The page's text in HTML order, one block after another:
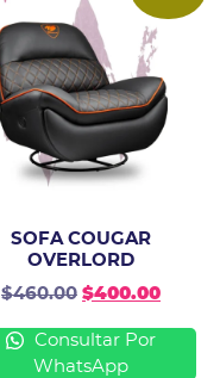
SOFA COUGAR
OVERLORD
$460.00 $400.00
Consultar Por
WhatsApp